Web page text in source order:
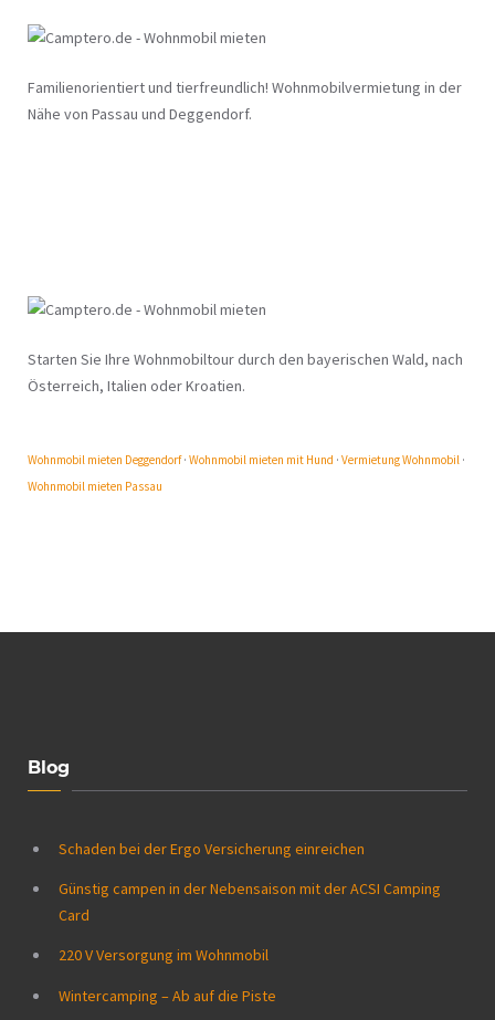
Familienorientiert und tierfreundlich! Wohnmobilvermietung in der
Nähe von Passau und Deggendorf.
Starten Sie Ihre Wohnmobiltour durch den bayerischen Wald, nach
Österreich, Italien oder Kroatien.
Wohnmobil mieten Deggendorf· Wohnmobil mieten mit Hund · Vermietung Wohnmobil ·
Wohnmobil mieten Passau
Blog
Schaden bei der Ergo Versicherung einreichen
Günstig campen in der Nebensaison mit der ACSI Camping
Card
220 V Versorgung im Wohnmobil
Wintercamping – Ab auf die Piste